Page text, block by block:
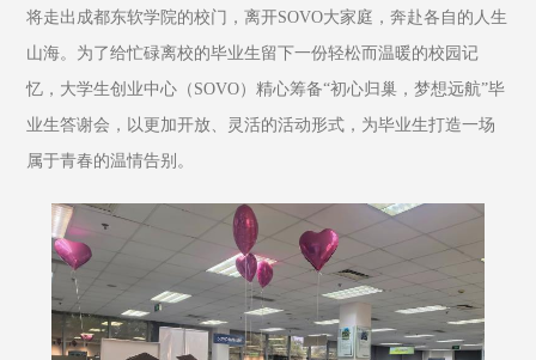
将走出成都东软学院的校门，离开SOVO大家庭，奔赴各自的人生
山海。为了给忙碌离校的毕业生留下一份轻松而温暖的校园记
忆，大学生创业中心（SOVO）精心筹备“初心归巢，梦想远航”毕
业生答谢会，以更加开放、灵活的活动形式，为毕业生打造一场
属于青春的温情告别。